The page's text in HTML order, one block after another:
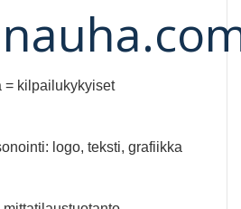
= kilpailukykyiset
logo, teksti, grafiikka